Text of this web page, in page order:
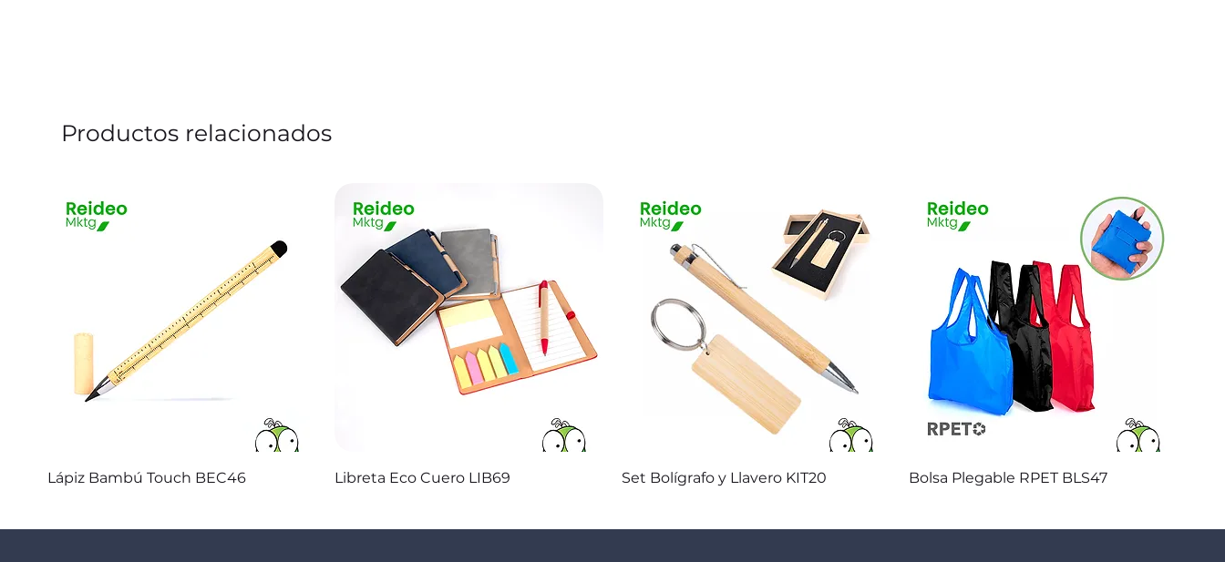
Productos relacionados
Vista rápida
Lápiz Bambú Touch BEC46 Vista rápida
Libreta Eco Cuero LIB69 Vista rápida
Set Bolígrafo y Llavero KIT20 Vista rápida
Bolsa Plegable RPET BLS47